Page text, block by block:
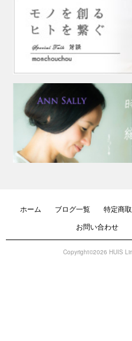
ホーム ブログ一覧 特定商
お問い合わせ
Copyright©2026 HUIS